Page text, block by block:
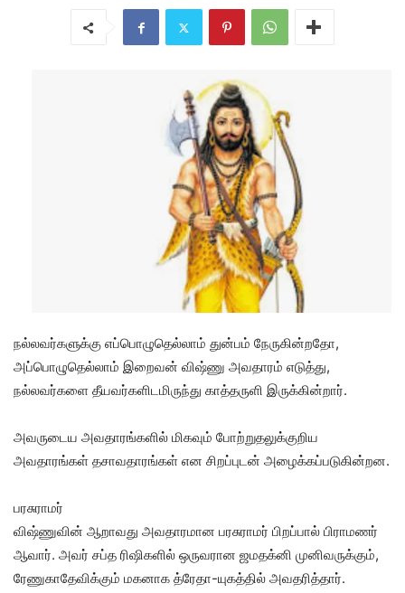
நல்லவர்களுக்கு எப்பொழுதெல்லாம் துன்பம் நேருகின்றதோ,
அப்பொழுதெல்லாம் இறைவன் விஷ்ணு அவதாரம் எடுத்து,
நல்லவர்களை தீயவர்களிடமிருந்து காத்தருளி இருக்கின்றார்.
அவருடைய அவதாரங்களில் மிகவும் போற்றுதலுக்குறிய
அவதாரங்கள் தசாவதாரங்கள் என சிறப்புடன் அழைக்கப்படுகின்றன.
பரசுராமர்
விஷ்ணுவின் ஆறாவது அவதாரமான பரசுராமர் பிறப்பால் பிராமணர்
ஆவார். அவர் சப்த ரிஷிகளில் ஒருவரான ஜமதக்னி முனிவருக்கும்,
ரேணுகாதேவிக்கும் மகனாக த்ரேதா-யுகத்தில் அவதரித்தார்.